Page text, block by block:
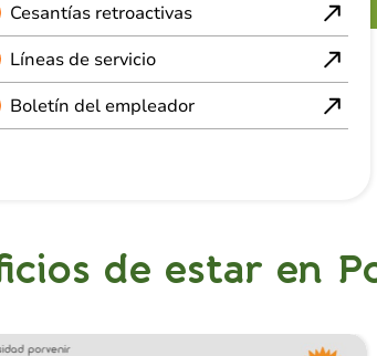
Cesantías retroactivas
Líneas de servicio
Boletín del empleador
de estar en